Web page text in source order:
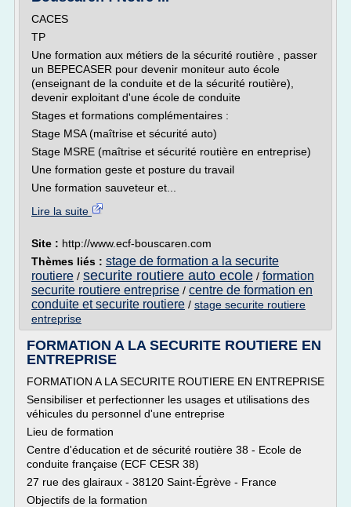
CACES
TP
Une formation aux métiers de la sécurité routière , passer
un BEPECASER pour devenir moniteur auto école
(enseignant de la conduite et de la sécurité routière),
devenir exploitant d'une école de conduite
Stages et formations complémentaires :
Stage MSA (maîtrise et sécurité auto)
Stage MSRE (maîtrise et sécurité routière en entreprise)
Une formation geste et posture du travail
Une formation sauveteur et...
Lire la suite
Site : http://www.ecf-bouscaren.com
Thèmes liés : stage de formation a la securite
routiere / securite routiere auto ecole / formation
securite routiere entreprise / centre de formation en
conduite et securite routiere / stage securite routiere
entreprise
FORMATION A LA SECURITE ROUTIERE EN
ENTREPRISE
FORMATION A LA SECURITE ROUTIERE EN ENTREPRISE
Sensibiliser et perfectionner les usages et utilisations des
véhicules du personnel d'une entreprise
Lieu de formation
Centre d'éducation et de sécurité routière 38 - Ecole de
conduite française (ECF CESR 38)
27 rue des glairaux - 38120 Saint-Égrève - France
Objectifs de la formation